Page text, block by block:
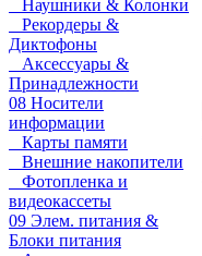
Наушники & Колонки
Рекордеры &
Диктофоны
Аксессуары &
Принадлежности
08 Носители
информации
Карты памяти
Внешние накопители
Фотопленка и
видеокассеты
09 Элем. питания &
Блоки питания